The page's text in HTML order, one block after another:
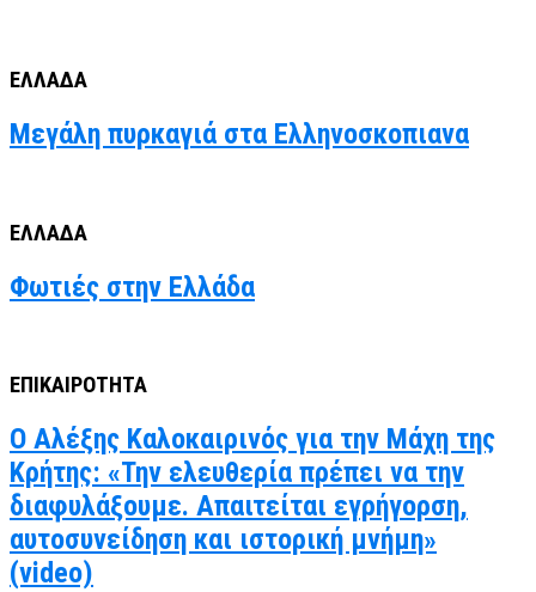
ΕΛΛΑΔΑ
Μεγάλη πυρκαγιά στα Ελληνοσκοπιανα
ΕΛΛΑΔΑ
Φωτιές στην Ελλάδα
ΕΠΙΚΑΙΡΟΤΗΤΑ
Ο Αλέξης Καλοκαιρινός για την Μάχη της
Κρήτης: «Την ελευθερία πρέπει να την
διαφυλάξουμε. Απαιτείται εγρήγορση,
αυτοσυνείδηση και ιστορική μνήμη»
(video)